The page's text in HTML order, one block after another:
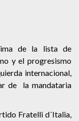
de la lista de
y el progresismo
internacional,
de la mandataria
Fratelli d´Italia,